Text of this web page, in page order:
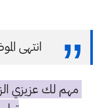
انتهى
مهم لك عزيزي